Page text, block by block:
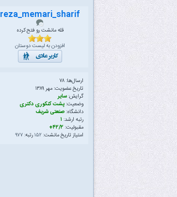
reza_memari_sharif
قله مانشت رو فتح کرده
افزودن به لیست دوستان
ارسال‌ها: ۷۸
تاریخ عضویت: مهر ۱۳۸۹
گرایش:سایر
وضعیت:پشت کنکوری دکتری
دانشگاه:صنعتی شریف
رتبه ارشد: ۱
مقبولیت: ۴۲/۲+
امتیاز تاریخ مانشت: ۱۵۲رتبه:۹۷۷